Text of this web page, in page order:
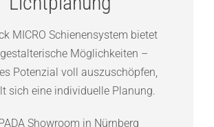
MICRO Schienensystem bietet
Möglichkeiten –
Potenzial voll auszuschöpfen,
sich eine individuelle Planung.
Showroom in Nürnberg